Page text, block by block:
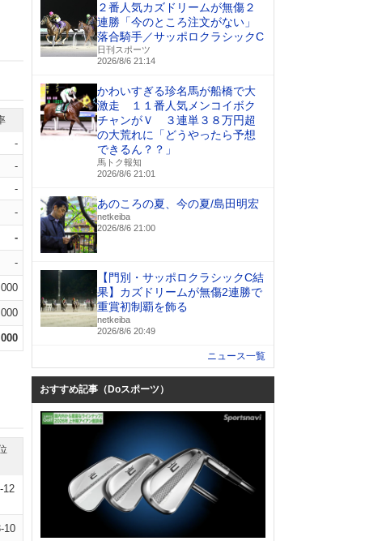
-
-
-
-
-
-
12
10
２番人気カズドリームが無傷２
連勝「今のところ注文がない」
落合騎手／サッポロクラシックC
日刊スポーツ
2026/8/6 21:14
かわいすぎる珍名馬が船橋で大
激走 １１番人気メンコイボク
チャンがＶ ３連単３８万円超
の大荒れに「どうやったら予想
できるん？？」
馬トク報知
2026/8/6 21:01
あのころの夏、今の夏/島田明宏
netkeiba
2026/8/6 21:00
【門別・サッポロクラシックC結
果】カズドリームが無傷2連勝で
重賞初制覇を飾る
netkeiba
2026/8/6 20:49
ニュース一覧
おすすめ記事（Doスポーツ）